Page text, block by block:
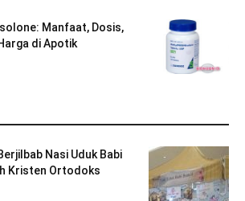
Manfaat, Dosis,
di Apotik
Nasi Uduk Babi
Kristen Ortodoks